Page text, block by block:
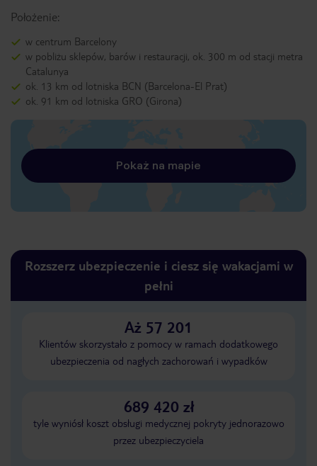
Położenie:
w centrum Barcelony
w pobliżu sklepów, barów i restauracji, ok. 300 m od stacji metra
Catalunya
ok. 13 km od lotniska BCN (Barcelona-El Prat)
ok. 91 km od lotniska GRO (Girona)
Pokaż na mapie
Rozszerz ubezpieczenie i ciesz się wakacjami w
pełni
Aż 57 201
Klientów skorzystało z pomocy w ramach dodatkowego
ubezpieczenia od nagłych zachorowań i wypadków
689 420 zł
tyle wyniósł koszt obsługi medycznej pokryty jednorazowo
przez ubezpieczyciela